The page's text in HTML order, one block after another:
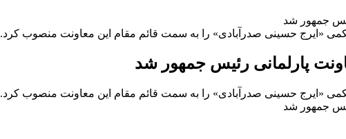
جمهور شد
«ایرج حسینی صدرآبادی» را به سمت قائم مقام این معاونت منصوب کرد.
پارلمانی رئیس جمهور شد
«ایرج حسینی صدرآبادی» را به سمت قائم مقام این معاونت منصوب کرد.
جمهور شد